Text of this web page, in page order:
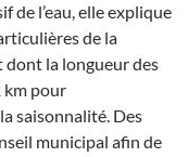
de l’eau, elle explique
de la
dont la longueur des
km pour
saisonnalité. Des
municipal afin de